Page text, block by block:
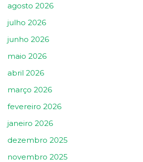
agosto 2026
julho 2026
junho 2026
maio 2026
abril 2026
março 2026
fevereiro 2026
janeiro 2026
dezembro 2025
novembro 2025